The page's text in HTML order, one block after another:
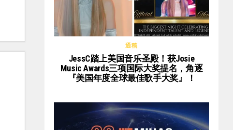
通稿
JessC踏上美国音乐圣殿！获Josie
Music Awards三项国际大奖提名，角逐
『美国年度全球最佳歌手大奖』！